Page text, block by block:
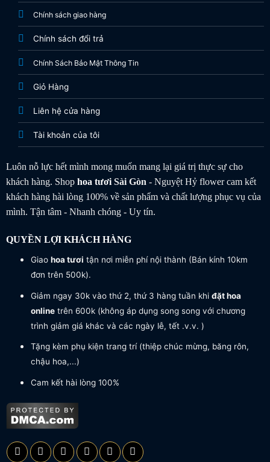
Chính sách giao hàng
Chính sách đổi trả
Chính Sách Bảo Mật Thông Tin
Giỏ Hàng
Liên hệ cửa hàng
Tài khoản của tôi
Luôn nỗ lực hết mình mong muốn mang lại giá trị thực sự cho
khách hàng. Shop hoa tươiSài Gòn- Nguyệt Hỷ flower cam kết
khách hàng hài lòng 100% về sản phẩm và chất lượng phục vụ của
mình. Tận tâm - Nhanh chóng - Uy tín.
QUYỀN LỢI KHÁCH HÀNG
Giao hoa tươi tận nơi miễn phí nội thành (Bán kính 10km
đơn trên 500k).
Giảm ngay 30k vào thứ 2, thứ 3 hàng tuần khi đặt hoa
onlinetrên 600k (không áp dụng song song với chương
trình giảm giá khác và các ngày lễ, tết .v.v. )
Tặng kèm phụ kiện trang trí (thiệp chúc mừng, băng rôn,
chậu hoa,...)
Cam kết hài lòng 100%